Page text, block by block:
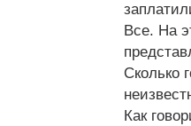
Все. На
Сколько
Как